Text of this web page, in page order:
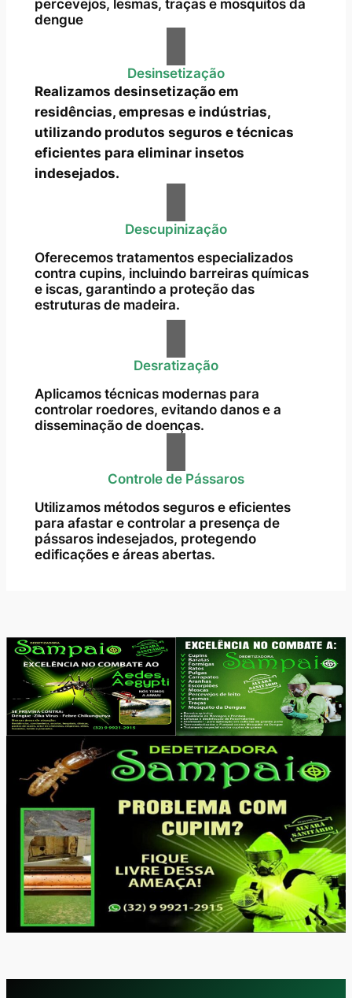
percevejos, lesmas, traças e mosquitos da
dengue
Desinsetização
Realizamos desinsetização em
residências, empresas e indústrias,
utilizando produtos seguros e técnicas
eficientes para eliminar insetos
indesejados.
Descupinização
Oferecemos tratamentos especializados
contra cupins, incluindo barreiras químicas
e iscas, garantindo a proteção das
estruturas de madeira.
Desratização
Aplicamos técnicas modernas para
controlar roedores, evitando danos e a
disseminação de doenças.
Controle de Pássaros
Utilizamos métodos seguros e eficientes
para afastar e controlar a presença de
pássaros indesejados, protegendo
edificações e áreas abertas.